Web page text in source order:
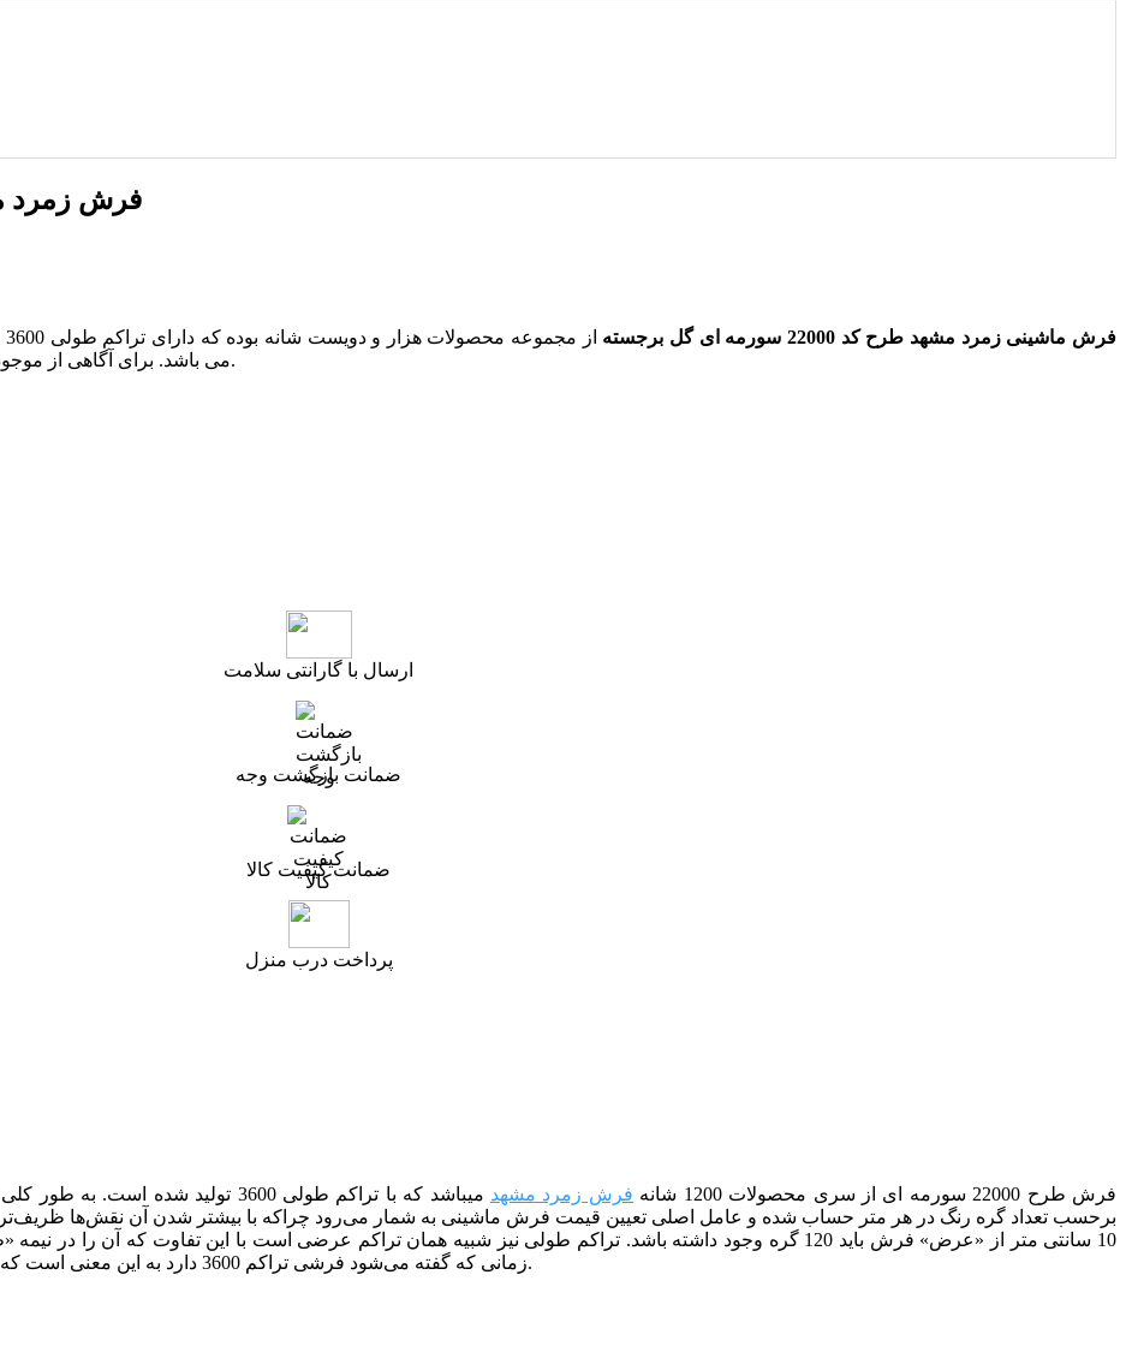
فرش زمرد مشهد طرح
فرش ماشینی زمرد مشهد طرح کد 22000 سورمه ای گل برجسته
می باشد. برای آگاهی از موجودی قالیچه و کناره های این طرح می توانید با ما در تماس باشید.
ارسال با گارانتی سلامت
ضمانت بازگشت وجه
ضمانت کیفیت کالا
پرداخت درب منزل
فرش طرح 22000 سورمه ای از سری محصولات 1200 شانه فرش زمرد مشهد
می­باشد که با تراکم طولی 3600
برحسب تعداد گره رنگ در هر متر حساب شده و عامل اصلی تعیین قیمت فرش ماشینی به شمار می‌رود چراکه با بیشتر شدن آن نقش‌ها ظریف‌تر
زمانی که گفته می‌شود فرشی تراکم 3600 دارد به این معنی است که در 10 سانتی متر از طول فرش باید 180 گره وجود داشته باشد.